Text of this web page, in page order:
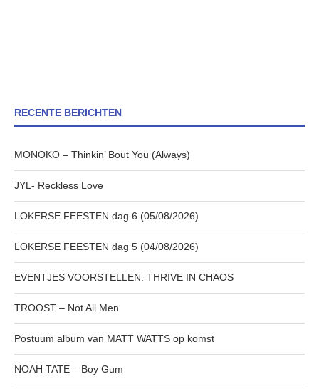
RECENTE BERICHTEN
MONOKO – Thinkin’ Bout You (Always)
JYL- Reckless Love
LOKERSE FEESTEN dag 6 (05/08/2026)
LOKERSE FEESTEN dag 5 (04/08/2026)
EVENTJES VOORSTELLEN: THRIVE IN CHAOS
TROOST – Not All Men
Postuum album van MATT WATTS op komst
NOAH TATE – Boy Gum